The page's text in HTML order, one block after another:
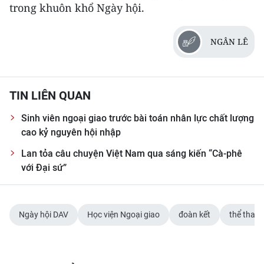
trong khuôn khổ Ngày hội.
NGÂN LÊ
TIN LIÊN QUAN
Sinh viên ngoại giao trước bài toán nhân lực chất lượng
cao kỷ nguyên hội nhập
Lan tỏa câu chuyện Việt Nam qua sáng kiến “Cà-phê
với Đại sứ”
Ngày hội DAV Học viện Ngoại giao đoàn kết thể thao